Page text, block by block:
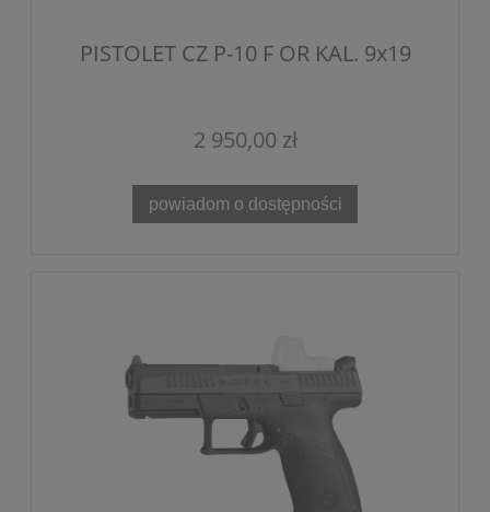
PISTOLET CZ P-10 F OR KAL. 9x19
2 950,00 zł
powiadom o dostępności